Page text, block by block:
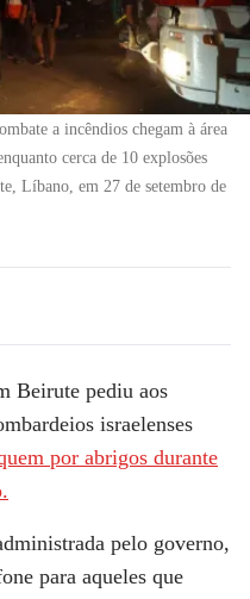
a incêndios chegam à área
cerca de 10 explosões
Líbano, em 27 de setembro de
Beirute pediu aos
israelenses
por abrigos durante
pelo governo,
para aqueles que